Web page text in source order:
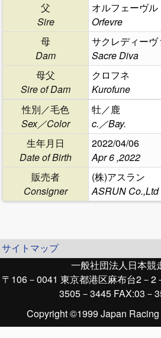
父
Sire
オルフェーヴル
Orfevre
母
Dam
サクレディーヴ
Sacre Diva
母父
Sire of Dam
クロフネ
Kurofune
性別／毛色
Sex／Color
牡／鹿
c.／Bay.
生年月日
Date of Birth
2022/04/06
Apr 6 ,2022
販売者
Consigner
(株)アスラン
ASRUN Co.,Ltd
サイトマップ
一般社団法人日本競
〒106－0041 東京都港区麻布台2－2
3505－3445 FAX:03－
Copyright ©1999 Japan